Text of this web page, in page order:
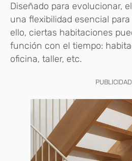
Diseñado para evolucionar,
una flexibilidad esencial
ello, ciertas habitaciones
función con el tiempo:
oficina, taller, etc.
PUBLICIDAD